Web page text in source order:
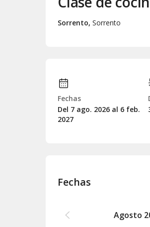
Sorrento, Sorrento
Fechas
Del 7 ago. 2026 al 6 feb.
2027
Fechas
Agosto